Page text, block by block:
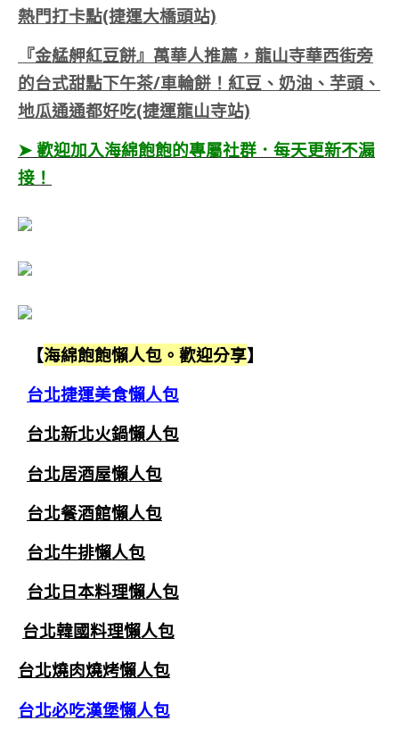
熱門打卡點(捷運大橋頭站)
『金艋舺紅豆餅』萬華人推薦，龍山寺華西街旁
的台式甜點下午茶/車輪餅！紅豆、奶油、芋頭、
地瓜通通都好吃(捷運龍山寺站)
➤ 歡迎加入海綿飽飽的專屬社群．每天更新不漏
接！
【海綿飽飽懶人包。歡迎分享】
台北捷運美食懶人包
台北新北火鍋懶人包
台北居酒屋懶人包
台北餐酒館懶人包
台北牛排懶人包
台北日本料理懶人包
台北韓國料理懶人包
台北燒肉燒烤懶人包
台北必吃漢堡懶人包